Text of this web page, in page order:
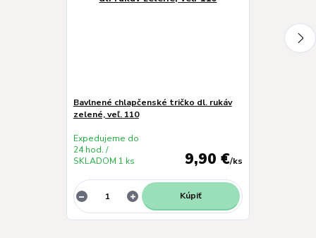
Bavlnené chlapčenské tričko dl. rukáv
zelené, veľ. 110
9,90 €/ks
Expedujeme do
24 hod. /
SKLADOM 1 ks
Kúpiť